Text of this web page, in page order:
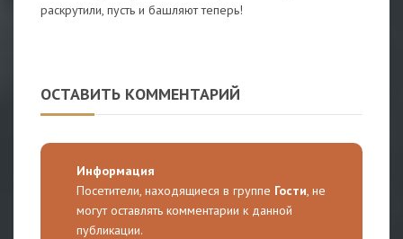
раскрутили, пусть и башляют теперь!
ОСТАВИТЬ КОММЕНТАРИЙ
Информация
Посетители, находящиеся в группе Гости, не
могут оставлять комментарии к данной
публикации.